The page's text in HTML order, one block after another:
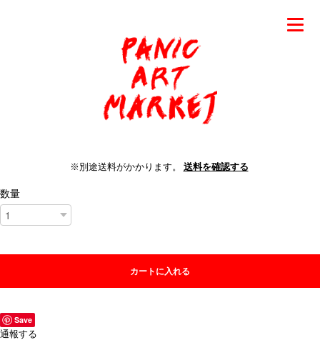
※別途送料がかかります。 送料を確認する
数量
カートに入れる
Save
通報する